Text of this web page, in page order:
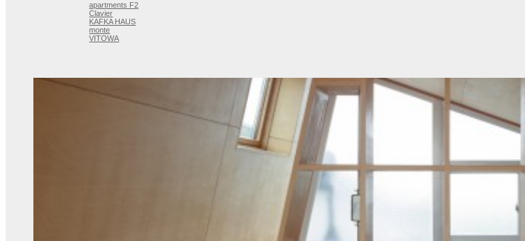
apartments F2
Clavier
KAFKA HAUS
monte
VITOWA